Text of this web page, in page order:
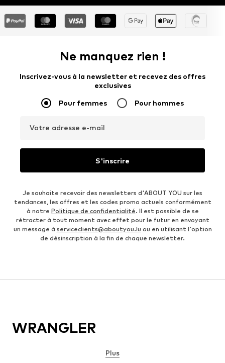
Ne manquez rien !
Inscrivez-vous à la newsletter et recevez des offres
exclusives
Pour femmes Pour hommes
Votre adresse e-mail
S'inscrire
Je souhaite recevoir des newsletters d'ABOUT YOU sur les
tendances, les offres et les codes promo actuels conformément
à notre Politique de confidentialité. Il est possible de se
rétracter à tout moment avec effet pour le futur en envoyant
un message à serviceclients@aboutyou.lu ou en utilisant l'option
de désinscription à la fin de chaque newsletter.
WRANGLER
Plus